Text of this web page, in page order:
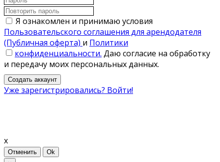
Я ознакомлен и принимаю условия
Пользовательского соглашения для арендодателя
(Публичная оферта) и Политики
конфиденциальности. Даю согласие на обработку
и передачу моих персональных данных.
Создать аккаунт
Уже зарегистрировались? Войти!
x
Отменить
Ok